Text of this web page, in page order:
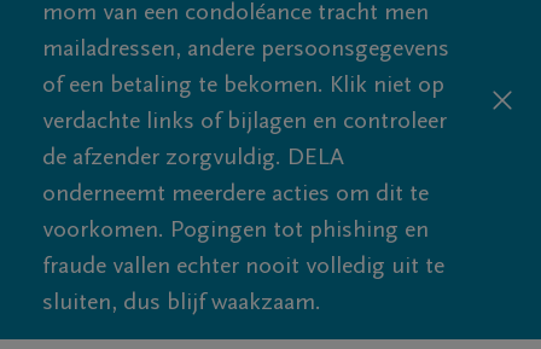
mom van een condoléance tracht men
mailadressen, andere persoonsgegevens
of een betaling te bekomen. Klik niet op
verdachte links of bijlagen en controleer
de afzender zorgvuldig. DELA
onderneemt meerdere acties om dit te
voorkomen. Pogingen tot phishing en
fraude vallen echter nooit volledig uit te
sluiten, dus blijf waakzaam.